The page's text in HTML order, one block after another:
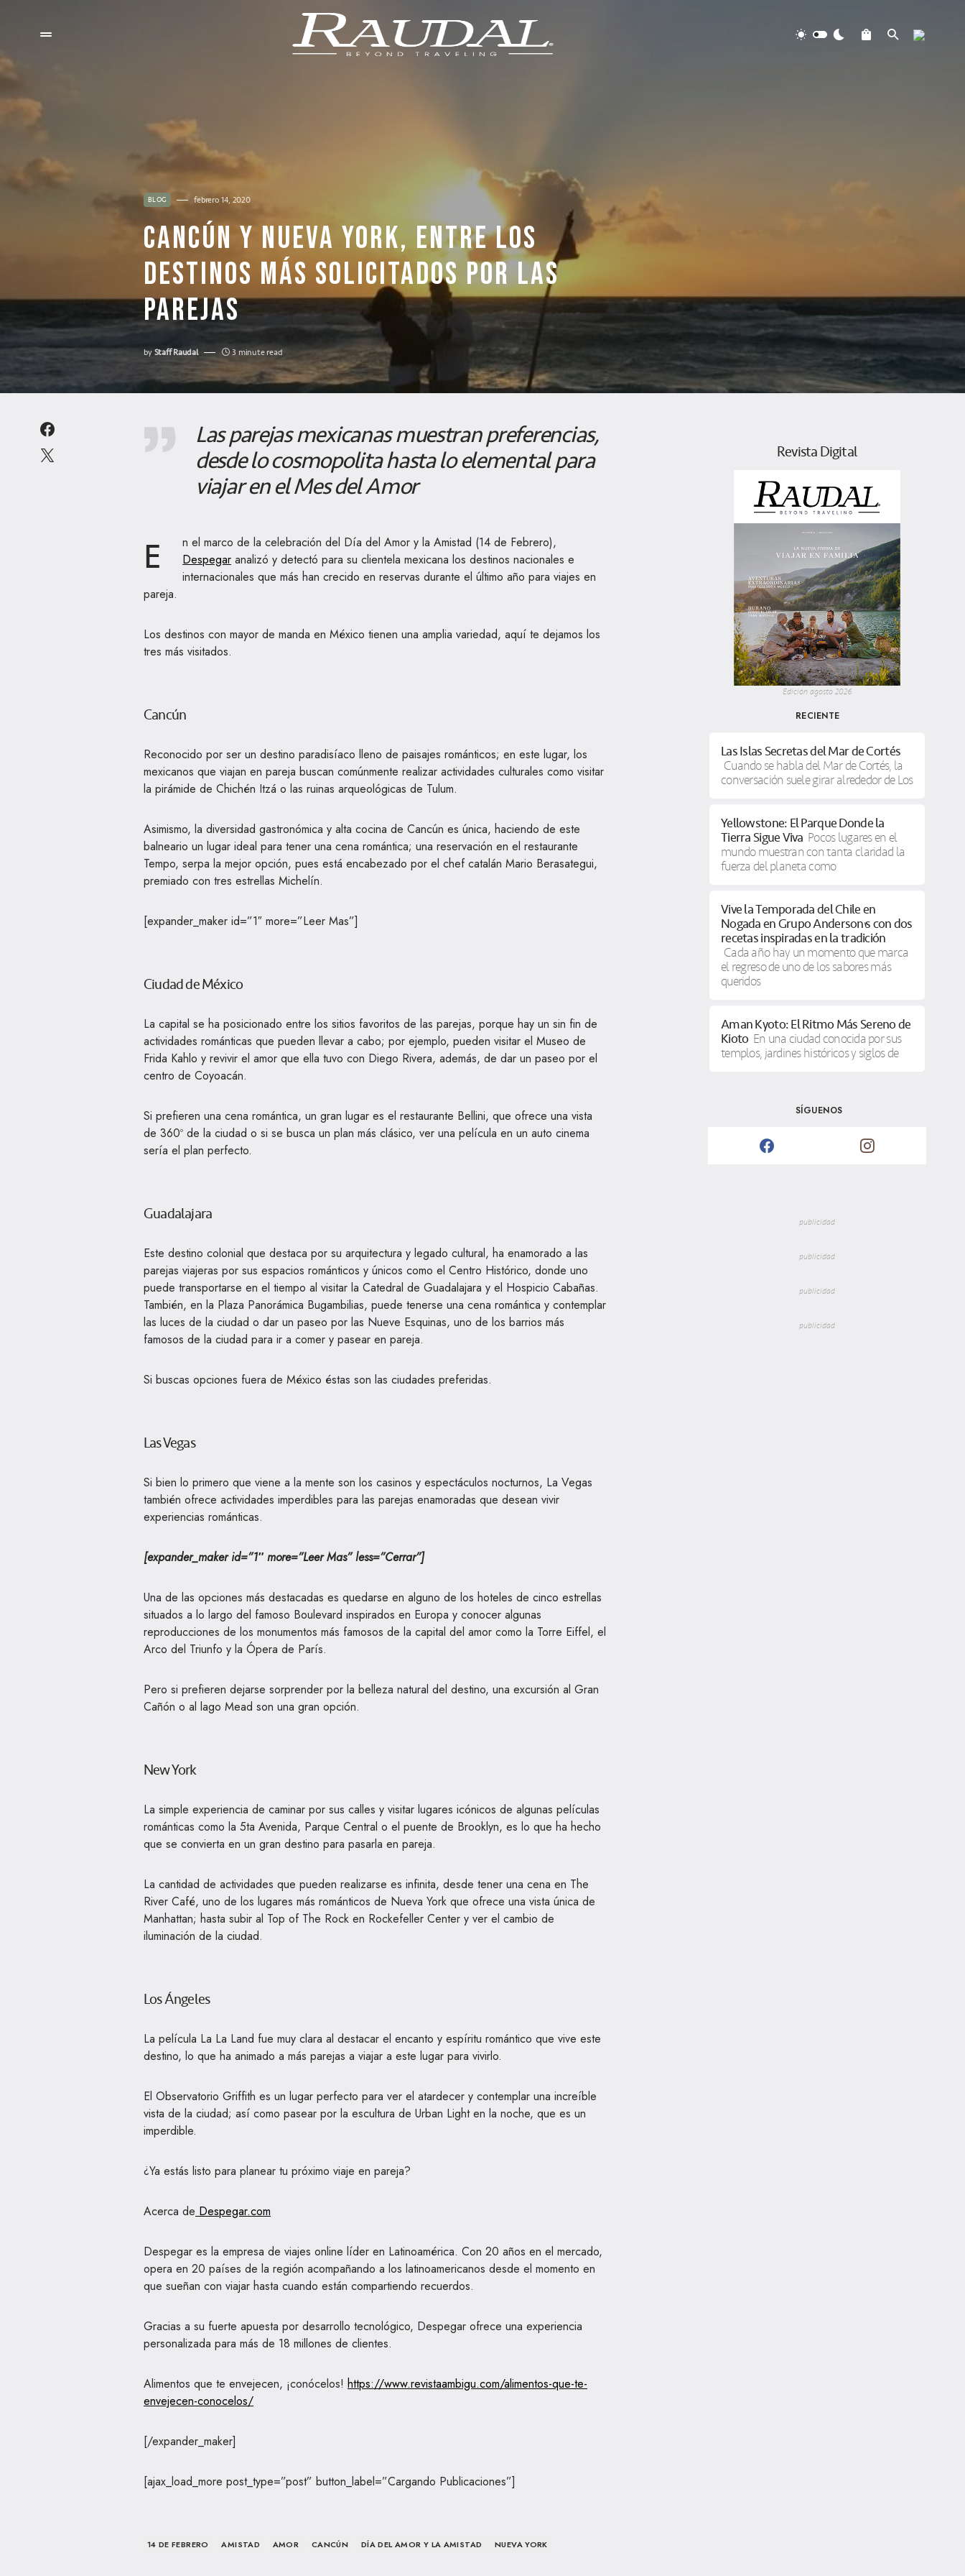
BLOG febrero 14, 2020
CANCÚN Y NUEVA YORK, ENTRE LOS
DESTINOS MÁS SOLICITADOS POR LAS
PAREJAS
byStaff Raudal 3 minute read
Las parejas mexicanas muestran preferencias,
desde lo cosmopolita hasta lo elemental para
viajar en el Mes del Amor
E
n el marco de la celebración del Día del Amor y la Amistad (14 de Febrero),
Despegar analizó y detectó para su clientela mexicana los destinos nacionales e
internacionales que más han crecido en reservas durante el último año para viajes en
pareja.
Los destinos con mayor de manda en México tienen una amplia variedad, aquí te dejamos los
tres más visitados.
Cancún
Reconocido por ser un destino paradisíaco lleno de paisajes románticos; en este lugar, los
mexicanos que viajan en pareja buscan comúnmente realizar actividades culturales como visitar
la pirámide de Chichén Itzá o las ruinas arqueológicas de Tulum.
Asimismo, la diversidad gastronómica y alta cocina de Cancún es única, haciendo de este
balneario un lugar ideal para tener una cena romántica; una reservación en el restaurante
Tempo, serpa la mejor opción, pues está encabezado por el chef catalán Mario Berasategui,
premiado con tres estrellas Michelín.
[expander_maker id=”1″ more=”Leer Mas”]
Ciudad de México
La capital se ha posicionado entre los sitios favoritos de las parejas, porque hay un sin fin de
actividades románticas que pueden llevar a cabo; por ejemplo, pueden visitar el Museo de
Frida Kahlo y revivir el amor que ella tuvo con Diego Rivera, además, de dar un paseo por el
centro de Coyoacán.
Si prefieren una cena romántica, un gran lugar es el restaurante Bellini, que ofrece una vista
de 360º de la ciudad o si se busca un plan más clásico, ver una película en un auto cinema
sería el plan perfecto.
Guadalajara
Este destino colonial que destaca por su arquitectura y legado cultural, ha enamorado a las
parejas viajeras por sus espacios románticos y únicos como el Centro Histórico, donde uno
puede transportarse en el tiempo al visitar la Catedral de Guadalajara y el Hospicio Cabañas.
También, en la Plaza Panorámica Bugambilias, puede tenerse una cena romántica y contemplar
las luces de la ciudad o dar un paseo por las Nueve Esquinas, uno de los barrios más
famosos de la ciudad para ir a comer y pasear en pareja.
Si buscas opciones fuera de México éstas son las ciudades preferidas.
Las Vegas
Si bien lo primero que viene a la mente son los casinos y espectáculos nocturnos, La Vegas
también ofrece actividades imperdibles para las parejas enamoradas que desean vivir
experiencias románticas.
[expander_maker id=”1″ more=”Leer Mas” less=”Cerrar”]
Una de las opciones más destacadas es quedarse en alguno de los hoteles de cinco estrellas
situados a lo largo del famoso Boulevard inspirados en Europa y conocer algunas
reproducciones de los monumentos más famosos de la capital del amor como la Torre Eiffel, el
Arco del Triunfo y la Ópera de París.
Pero si prefieren dejarse sorprender por la belleza natural del destino, una excursión al Gran
Cañón o al lago Mead son una gran opción.
New York
La simple experiencia de caminar por sus calles y visitar lugares icónicos de algunas películas
románticas como la 5ta Avenida, Parque Central o el puente de Brooklyn, es lo que ha hecho
que se convierta en un gran destino para pasarla en pareja.
La cantidad de actividades que pueden realizarse es infinita, desde tener una cena en The
River Café, uno de los lugares más románticos de Nueva York que ofrece una vista única de
Manhattan; hasta subir al Top of The Rock en Rockefeller Center y ver el cambio de
iluminación de la ciudad.
Los Ángeles
La película La La Land fue muy clara al destacar el encanto y espíritu romántico que vive este
destino, lo que ha animado a más parejas a viajar a este lugar para vivirlo.
El Observatorio Griffith es un lugar perfecto para ver el atardecer y contemplar una increíble
vista de la ciudad; así como pasear por la escultura de Urban Light en la noche, que es un
imperdible.
¿Ya estás listo para planear tu próximo viaje en pareja?
Acerca de Despegar.com
Despegar es la empresa de viajes online líder en Latinoamérica. Con 20 años en el mercado,
opera en 20 países de la región acompañando a los latinoamericanos desde el momento en
que sueñan con viajar hasta cuando están compartiendo recuerdos.
Gracias a su fuerte apuesta por desarrollo tecnológico, Despegar ofrece una experiencia
personalizada para más de 18 millones de clientes.
Alimentos que te envejecen, ¡conócelos! https://www.revistaambigu.com/alimentos-que-te-
envejecen-conocelos/
[/expander_maker]
[ajax_load_more post_type=”post” button_label=”Cargando Publicaciones”]
14 DE FEBRERO AMISTAD AMOR CANCÚN DÍA DEL AMOR Y LA AMISTAD NUEVA YORK
Revista Digital
Edición agosto 2026
RECIENTE
Las Islas Secretas del Mar de Cortés
Cuando se habla del Mar de Cortés, la
conversación suele girar alrededor de Los
Yellowstone: El Parque Donde la
Tierra Sigue Viva Pocos lugares en el
mundo muestran con tanta claridad la
fuerza del planeta como
Vive la Temporada del Chile en
Nogada en Grupo Anderson’s con dos
recetas inspiradas en la tradición
Cada año hay un momento que marca
el regreso de uno de los sabores más
queridos
Aman Kyoto: El Ritmo Más Sereno de
Kioto En una ciudad conocida por sus
templos, jardines históricos y siglos de
SÍGUENOS
publicidad
publicidad
publicidad
publicidad